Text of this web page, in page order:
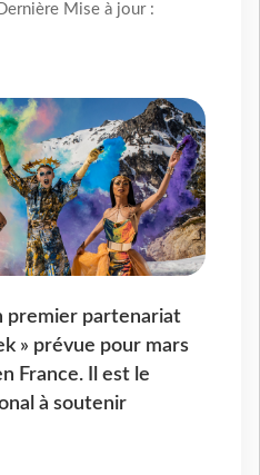
Mise à jour :
premier partenariat
» prévue pour mars
France. Il est le
à soutenir